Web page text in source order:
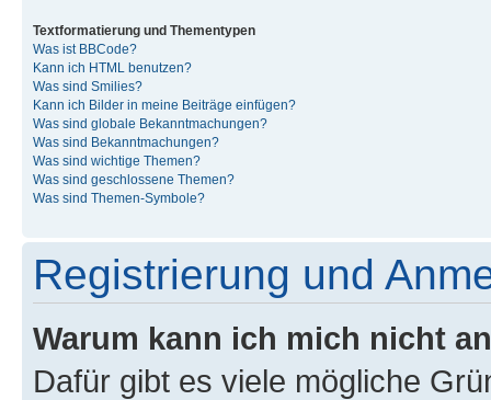
Textformatierung und Thementypen
Was ist BBCode?
Kann ich HTML benutzen?
Was sind Smilies?
Kann ich Bilder in meine Beiträge einfügen?
Was sind globale Bekanntmachungen?
Was sind Bekanntmachungen?
Was sind wichtige Themen?
Was sind geschlossene Themen?
Was sind Themen-Symbole?
Registrierung und
Warum kann ich mich nicht
Dafür gibt es viele mögliche